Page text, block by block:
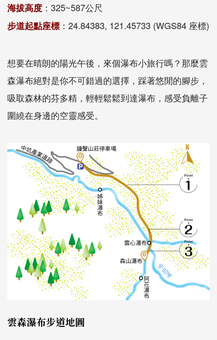
海拔高度 ：325~587公尺
步道起點座標 ：24.84383, 121.45733 (WGS84 座標)
想要在晴朗的陽光午後，來個瀑布小旅行嗎？那麼雲
森瀑布絕對是你不可錯過的選擇，踩著悠閒的腳步，
吸取森林的芬多精，輕輕鬆鬆到達瀑布，感受負離子
圍繞在身邊的空靈感受。
雲森瀑布步道地圖